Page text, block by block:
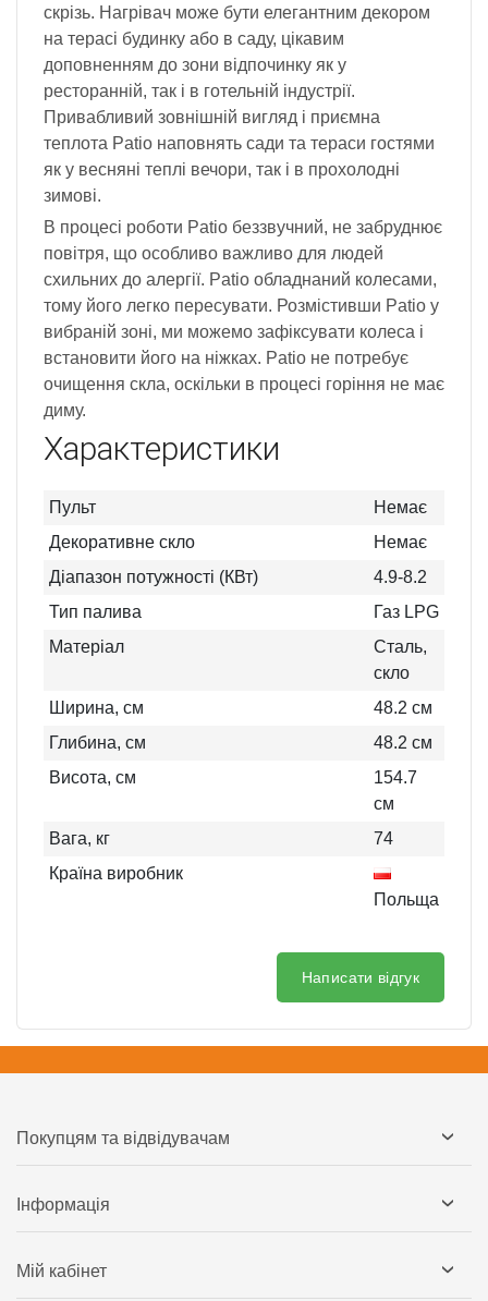
скрізь. Нагрівач може бути елегантним декором
на терасі будинку або в саду, цікавим
доповненням до зони відпочинку як у
ресторанній, так і в готельній індустрії.
Привабливий зовнішній вигляд і приємна
теплота Patio наповнять сади та тераси гостями
як у весняні теплі вечори, так і в прохолодні
зимові.
В процесі роботи Patio беззвучний, не забруднює
повітря, що особливо важливо для людей
схильних до алергії. Patio обладнаний колесами,
тому його легко пересувати. Розмістивши Patio у
вибраній зоні, ми можемо зафіксувати колеса і
встановити його на ніжках. Patio не потребує
очищення скла, оскільки в процесі горіння не має
диму.
Характеристики
Пульт
Немає
Декоративне скло
Немає
Діапазон потужності (КВт)
4.9-8.2
Тип палива
Газ LPG
Матеріал
Сталь,
скло
Ширина, см
48.2 см
Глибина, см
48.2 см
Висота, см
154.7
см
Вага, кг
74
Країна виробник
Польща
Написати відгук
Покупцям та відвідувачам
Інформація
Мій кабінет